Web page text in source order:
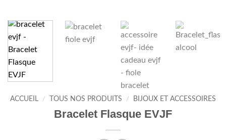
ACCUEIL / TOUS NOS PRODUITS / BIJOUX ET ACCESSOIRES
Bracelet Flasque EVJF